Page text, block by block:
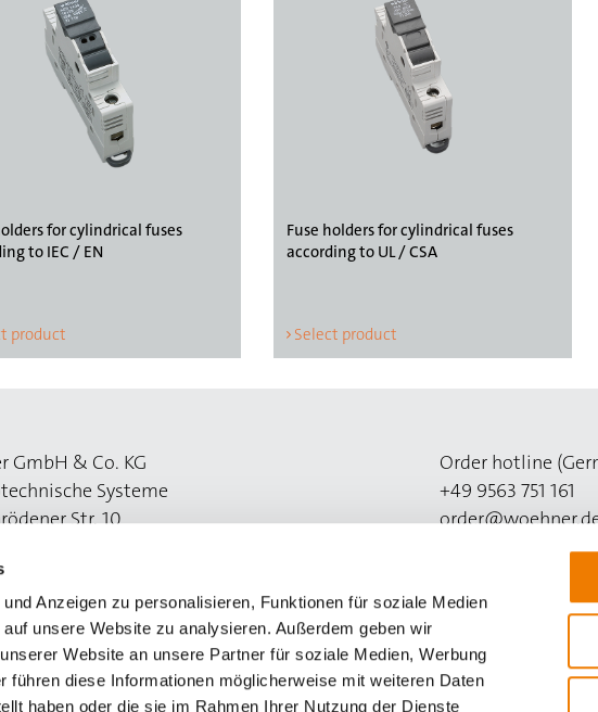
Anzeigen zu personalisieren, Funktionen für soziale Medien
unsere Website zu analysieren. Außerdem geben wir
Website an unsere Partner für soziale Medien, Werbung
führen diese Informationen möglicherweise mit weiteren Daten
haben oder die sie im Rahmen Ihrer Nutzung der Dienste
for cylindrical fuses
to IEC / EN
product
Fuse holders for cylindrical fuses
according to UL / CSA
Select product
GmbH & Co. KG
Systeme
Str. 10
Order hotline
+49 9563 751 161
Technical hotline
+49 9563 751 260